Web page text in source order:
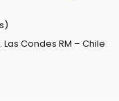
Condes RM – Chile